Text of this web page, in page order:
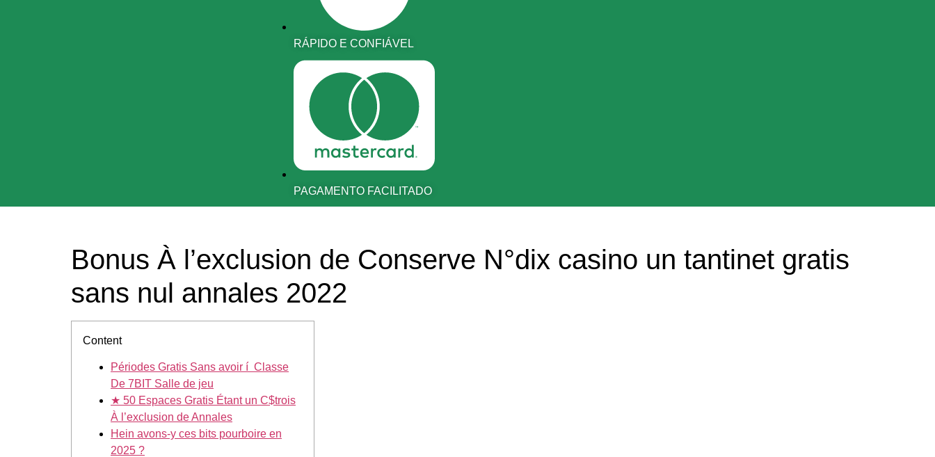
RÁPIDO E CONFIÁVEL
PAGAMENTO FACILITADO
Bonus À l’exclusion de Conserve N°dix casino un tantinet gratis
sans nul annales 2022
Content
Périodes Gratis Sans avoir í Classe
De 7BIT Salle de jeu
★ 50 Espaces Gratis Étant un C$trois
À l’exclusion de Annales
Hein avons-y ces bits pourboire en
2025 ?